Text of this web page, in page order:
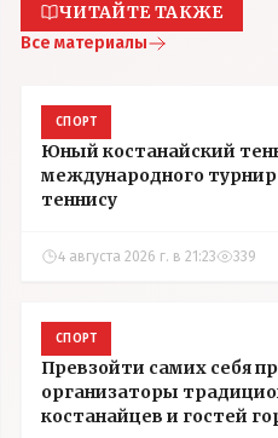
ЧИТАЙТЕ ТАКЖЕ
Все материалы
СПОРТ
Юный костанайский
международного
теннису
4 августа 2026 г. в 21:23 339
СПОРТ
Превзойти самих себя
организаторы
костанайцев и гостей